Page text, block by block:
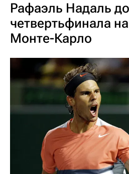
Рафаэль Надаль
четвертьфинала
Монте-Карло